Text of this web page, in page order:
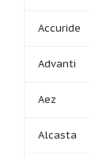
Accuride
Advanti
Aez
Alcasta